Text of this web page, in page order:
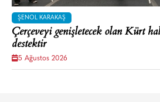
ŞENOL KARAKAŞ
Çerçeveyi genişletecek olan Kürt
destektir
5 Ağustos 2026